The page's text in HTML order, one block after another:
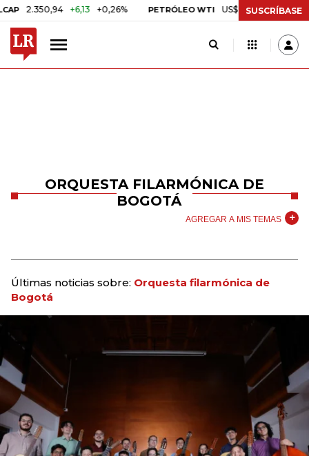
+6,13 +0,26% PETRÓLEO WTI US$ 78,01 US$ 2,92
SUSCRÍBASE
ORQUESTA FILARMÓNICA DE
BOGOTÁ
AGREGAR A MIS TEMAS
Últimas noticias sobre: Orquesta filarmónica de
Bogotá